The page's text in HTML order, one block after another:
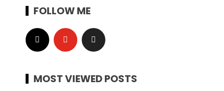
FOLLOW ME
MOST VIEWED POSTS